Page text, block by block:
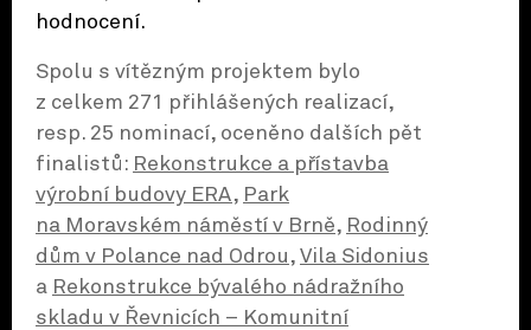
hodnocení.
Spolu s vítězným projektem bylo
z celkem 271 přihlášených realizací,
resp. 25 nominací, oceněno dalších pět
finalistů: Rekonstrukce a přístavba
výrobní budovy ERA, Park
na Moravském náměstí v Brně, Rodinný
dům v Polance nad Odrou , Vila Sidonius
a Rekonstrukce bývalého nádražního
skladu v Řevnicích – Komunitní